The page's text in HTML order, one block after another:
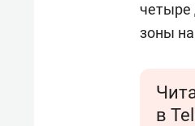
четыре
зоны
в